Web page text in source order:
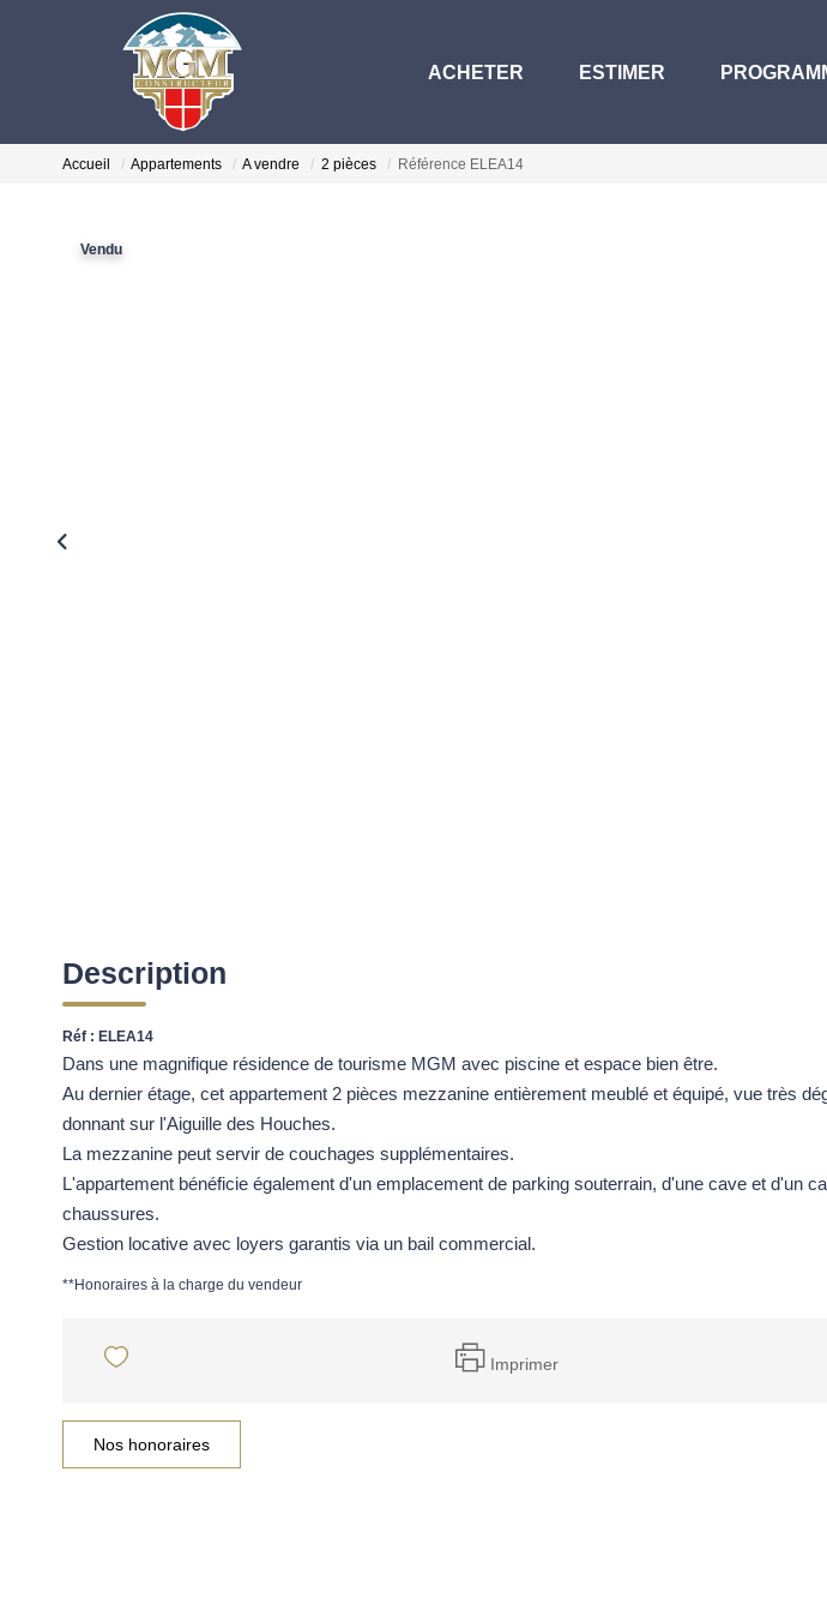
ACHETER ESTIMER
Accueil Appartements A vendre 2 pièces Référence ELEA14
Vendu
Description
Réf : ELEA14
Dans une magnifique résidence de tourisme MGM avec piscine et espace bien être.
Au dernier étage, cet appartement 2 pièces mezzanine entièrement meublé et équipé, vue très
donnant sur l'Aiguille des Houches.
La mezzanine peut servir de couchages supplémentaires.
L'appartement bénéficie également d'un emplacement de parking souterrain, d'une cave et d'un
chaussures.
Gestion locative avec loyers garantis via un bail commercial.
**Honoraires à la charge du vendeur
Imprimer
Nos honoraires